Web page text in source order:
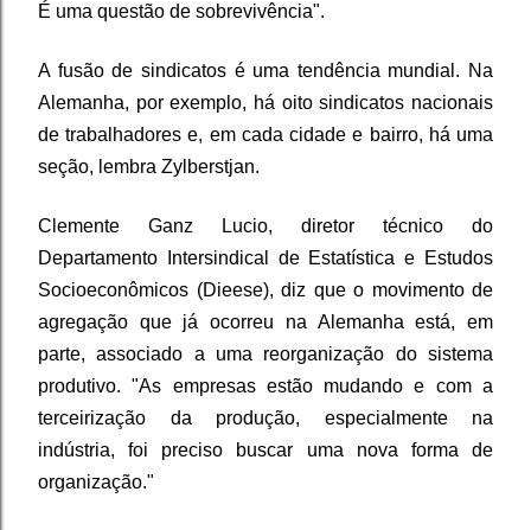
É uma questão de sobrevivência".
A fusão de sindicatos é uma tendência mundial. Na
Alemanha, por exemplo, há oito sindicatos nacionais
de trabalhadores e, em cada cidade e bairro, há uma
seção, lembra Zylberstjan.
Clemente Ganz Lucio, diretor técnico do
Departamento Intersindical de Estatística e Estudos
Socioeconômicos (Dieese), diz que o movimento de
agregação que já ocorreu na Alemanha está, em
parte, associado a uma reorganização do sistema
produtivo. "As empresas estão mudando e com a
terceirização da produção, especialmente na
indústria, foi preciso buscar uma nova forma de
organização."